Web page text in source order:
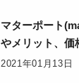
マターポート
やメリット、価
2021年01月13日